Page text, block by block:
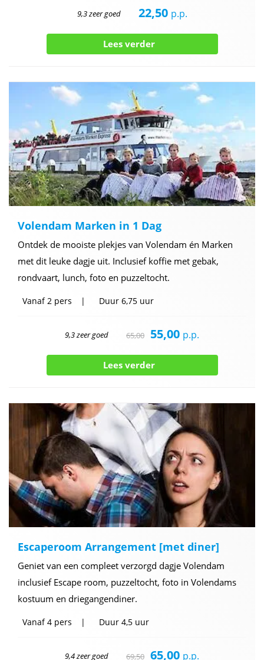
9,3 zeer goed 22,50 p.p.
Lees verder
Volendam Marken in 1 Dag
Ontdek de mooiste plekjes van Volendam én Marken
met dit leuke dagje uit. Inclusief koffie met gebak,
rondvaart, lunch, foto en puzzeltocht.
Vanaf2 pers Duur 6,75 uur
9,3 zeer goed 65,00 55,00 p.p.
Lees verder
Escaperoom Arrangement [met diner]
Geniet van een compleet verzorgd dagje Volendam
inclusief Escape room, puzzeltocht, foto in Volendams
kostuum en driegangendiner.
Vanaf4 pers Duur 4,5 uur
9,4 zeer goed 69,50 65,00 p.p.